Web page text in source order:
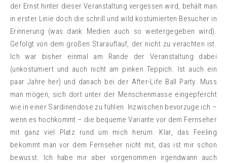
der Ernst hinter dieser Veranstaltung vergessen wird, behält man
in erster Linie doch die schrill und wild kostümierten Besucher in
Erinnerung (was dank Medien auch so weitergegeben wird).
Gefolgt von dem großen Starauflauf, der nicht zu verachten ist.
Ich war bisher einmal am Rande der Veranstaltung dabei
(unkostümiert und auch nicht am pinken Teppich. Ist auch ein
paar Jahre her) und danach bei der After-Life Ball Party. Muss
man mögen, sich dort unter der Menschenmasse eingepfercht
wie in einer Sardinendose zu fühlen. Inzwischen bevorzuge ich –
wenn es hochkommt – die bequeme Variante vor dem Fernseher
mit ganz viel Platz rund um mich herum. Klar, das Feeling
bekommt man vor dem Fernseher nicht mit, das ist mir schon
bewusst. Ich habe mir aber vorgenommen irgendwann auch